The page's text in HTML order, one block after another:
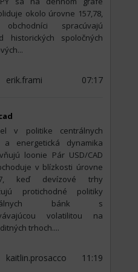
okolo úrovne 157,78,
spracúvajú
historických spoločných
erik.frami 07:17
v politike centrálnych
a energetická dynamika
loonie Pár USD/CAD
v blízkosti úrovne
keď devízové trhy
protichodné politiky
bánk s
volatilitou na
trhoch....
kaitlin.prosacco 11:19